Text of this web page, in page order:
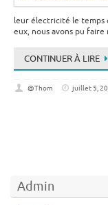
leur électricité le temps
eux, nous avons pu
CONTINUER À LIRE
@Thom juillet 5,
Admin